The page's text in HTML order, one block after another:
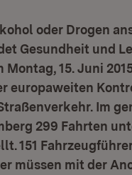
oder Drogen
Gesundheit und
15. Juni
europaweiten
Im
299 Fahrten
151
müssen mit der